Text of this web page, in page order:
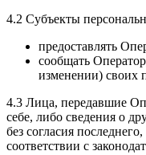
4.2 Субъекты
предоставлять
сообщать
изменении) своих
4.3 Лица, передавшие
себе, либо сведения о
без согласия
соответствии с